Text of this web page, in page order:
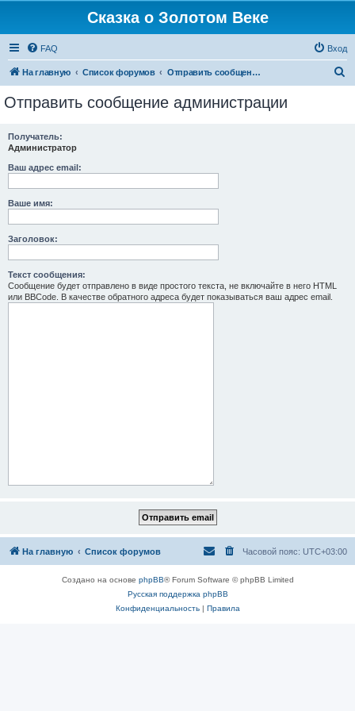
Сказка о Золотом Веке
FAQ Вход
На главную Список форумов Отправить сообщение администрации
Отправить сообщение администрации
Получатель:
Администратор
Ваш адрес email:
Ваше имя:
Заголовок:
Текст сообщения:
Сообщение будет отправлено в виде простого текста, не включайте в него HTML
или BBCode. В качестве обратного адреса будет показываться ваш адрес email.
На главную Список форумов Часовой пояс: UTC+03:00
Создано на основе phpBB® Forum Software © phpBB Limited
Русская поддержка phpBB
Конфиденциальность| Правила